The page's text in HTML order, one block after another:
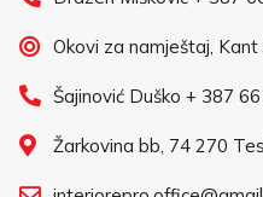
Okovi za namještaj,
Šajinović Duško + 387
Žarkovina bb, 74 270